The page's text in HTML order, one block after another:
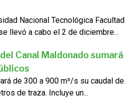
Nacional Tecnológica Facultad
llevó a cabo el 2 de diciembre...
Canal Maldonado sumará
de 300 a 900 m³/s su caudal de
de traza. Incluye un...